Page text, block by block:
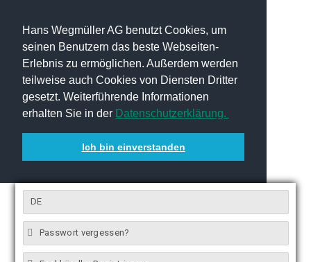
Hans Wegmüller AG benutzt Cookies, um
seinen Benutzern das beste Webseiten-
Erlebnis zu ermöglichen. Außerdem werden
teilweise auch Cookies von Diensten Dritter
gesetzt. Weiterführende Informationen
erhalten Sie in der Datenschutzerklärung.
Ich bin einverstanden
DE
Passwort vergessen?